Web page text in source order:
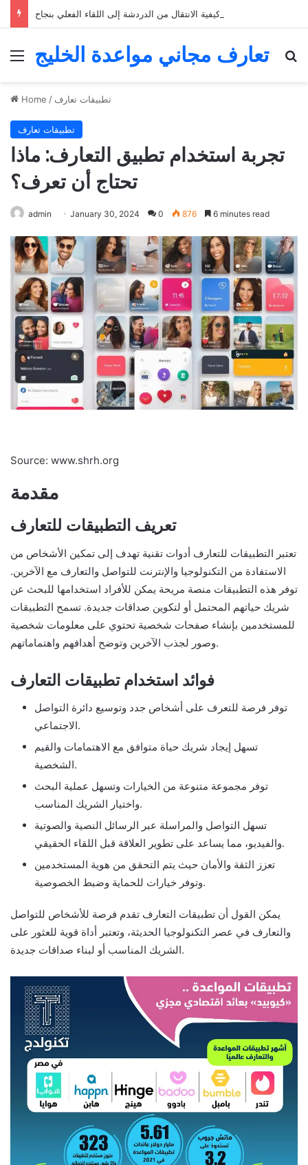
Menu
تعارف مجاني مواعدة الخليج
Home / تطبيقات تعارف
تطبيقات تعارف
تجربة استخدام تطبيق التعارف: ماذا
تحتاج أن تعرف؟
admin January 30, 2024 0 876 6 minutes read
Source: www.shrh.org
مقدمة
تعريف التطبيقات للتعارف
تعتبر التطبيقات للتعارف أدوات تقنية تهدف إلى تمكين الأشخاص من
الاستفادة من التكنولوجيا والإنترنت للتواصل والتعارف مع الآخرين.
توفر هذه التطبيقات منصة مريحة يمكن للأفراد استخدامها للبحث عن
شريك حياتهم المحتمل أو لتكوين صداقات جديدة. تسمح التطبيقات
للمستخدمين بإنشاء صفحات شخصية تحتوي على معلومات شخصية
وصور لجذب الآخرين وتوضح أهدافهم واهتماماتهم.
فوائد استخدام تطبيقات التعارف
توفر فرصة للتعرف على أشخاص جدد وتوسيع دائرة التواصل
الاجتماعي.
تسهل إيجاد شريك حياة متوافق مع الاهتمامات والقيم
الشخصية.
توفر مجموعة متنوعة من الخيارات وتسهل عملية البحث
واختيار الشريك المناسب.
تسهل التواصل والمراسلة عبر الرسائل النصية والصوتية
والفيديو، مما يساعد على تطوير العلاقة قبل اللقاء الحقيقي.
تعزز الثقة والأمان حيث يتم التحقق من هوية المستخدمين
وتوفر خيارات للحماية وضبط الخصوصية.
يمكن القول أن تطبيقات التعارف تقدم فرصة للأشخاص للتواصل
والتعارف في عصر التكنولوجيا الحديثة، وتعتبر أداة قوية للعثور على
الشريك المناسب أو لبناء صداقات جديدة.